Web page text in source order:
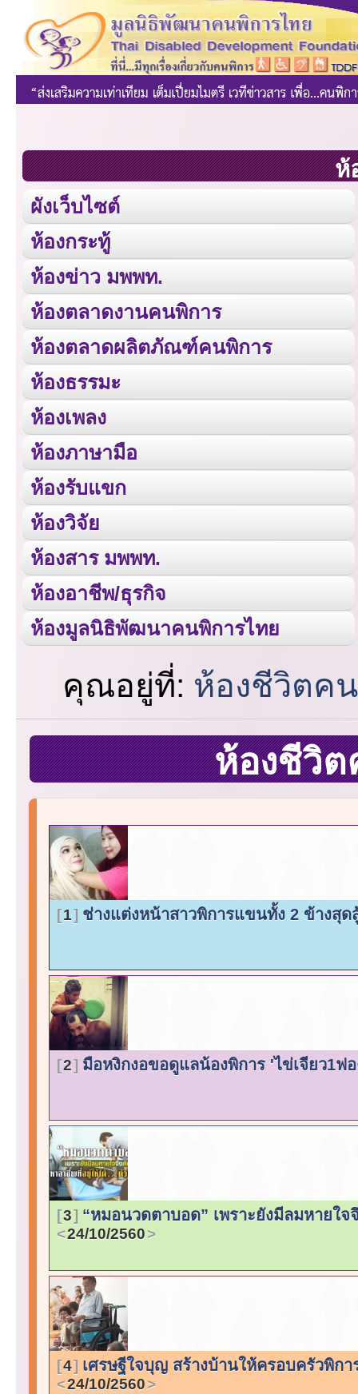
ห้
ผังเว็บไซต์
ห้องกระทู้
ห้องข่าว มพพท.
ห้องตลาดงานคนพิการ
ห้องตลาดผลิตภัณฑ์คนพิการ
ห้องธรรมะ
ห้องเพลง
ห้องภาษามือ
ห้องรับแขก
ห้องวิจัย
ห้องสาร มพพท.
ห้องอาชีพ/ธุรกิจ
ห้องมูลนิธิพัฒนาคนพิการไทย
คุณอยู่ที่: ห้องชีวิตค
ห้องชีวิ
1 ช่างแต่งหน้าสาวพิการแขนทั้ง 2 ข้างสุ
2 มือหงิกงอขอดูแลน้องพิการ 'ไข่เจียว1ฟ
3 “หมอนวดตาบอด” เพราะยังมีลมหายใ
24/10/2560
4 เศรษฐีใจบุญ สร้างบ้านให้ครอบครัวพิก
24/10/2560